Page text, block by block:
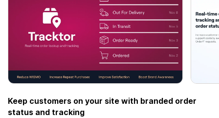
Keep customers on your site with branded order
status and tracking